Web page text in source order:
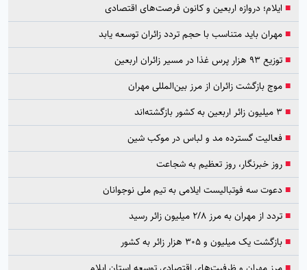
■ ایلام؛ دروازه اربعین و کانون فرصت‌های اقتصادی
■مهران باید متناسب با حجم تردد زائران توسعه یابد
■توزیع ۹۳ هزار پرس غذا در مسیر زائران اربعین
■موج بازگشت زائران از مرز بین‌المللی مهران
■۳ میلیون زائر اربعین به کشور بازگشته‌اند
■فعالیت گسترده مد و لباس در موکب شین
■روز خبرنگار، روز تعظیم به شجاعت
■دعوت سه فوتبالیست ایلامی به تیم ملی نوجوانان
■تردد از مهران به مرز ۲/۸ میلیون زائر رسید
■بازگشت یک میلیون و ۳۰۵ هزار زائر به کشور